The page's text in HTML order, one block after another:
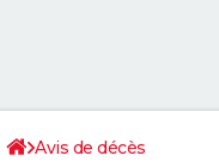
Avis de décès